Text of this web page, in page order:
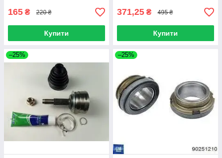
165 ₴ 220 ₴
Купити
371,25 ₴ 495 ₴
Купити
–25% –25%